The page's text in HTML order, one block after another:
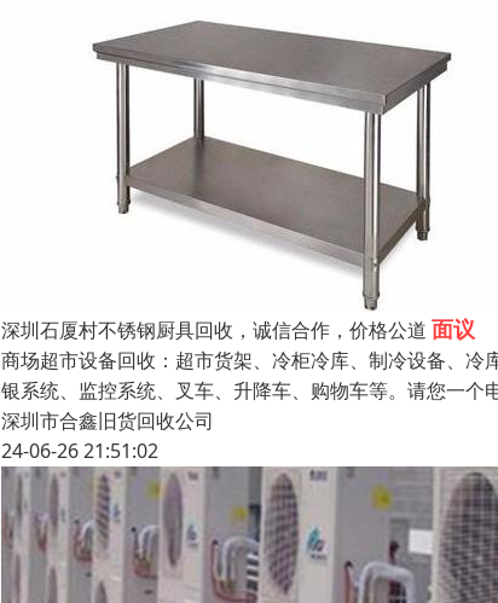
深圳石厦村不锈钢厨具回收，诚信合作，价格公道 面议
商场超市设备回收：超市货架、冷柜冷库、制冷设备、
银系统、监控系统、叉车、升降车、购物车等。请您一
深圳市合鑫旧货回收公司
24-06-26 21:51:02